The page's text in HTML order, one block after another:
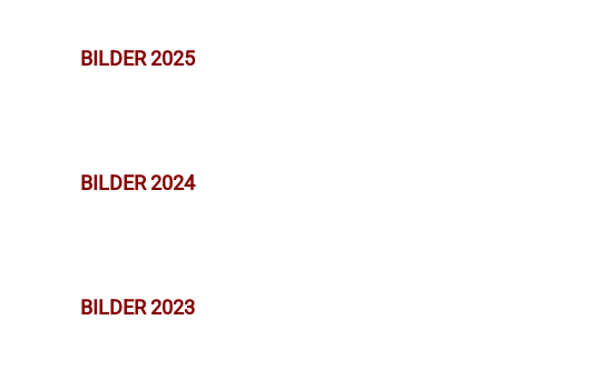
BILDER 2025
BILDER 2024
BILDER 2023